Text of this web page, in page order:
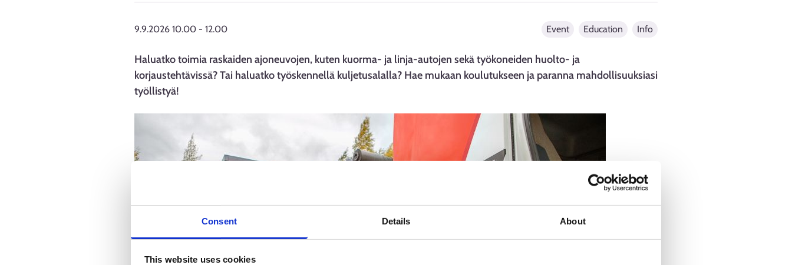
Consent Details About
This website uses cookies
9.9.2026 10.00 - 12.00 Event Education Info
Haluatko toimia raskaiden ajoneuvojen, kuten kuorma- ja linja-autojen sekä työkoneiden huolto- ja
korjaustehtävissä? Tai haluatko työskennellä kuljetusalalla? Hae mukaan koulutukseen ja paranna mahdollisuuksiasi
työllistyä!